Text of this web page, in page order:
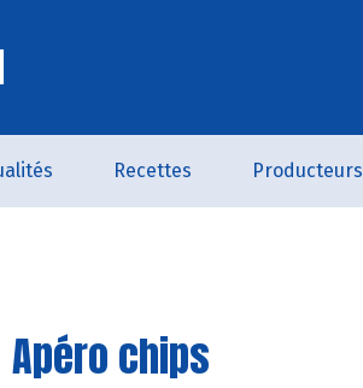
Recettes Producteurs
Apéro chips